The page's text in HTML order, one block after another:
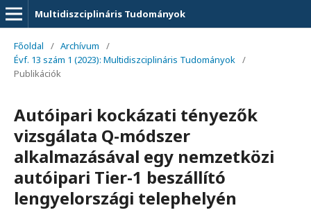
Multidiszciplináris Tudományok
Főoldal / Archívum
/
Évf. 13 szám 1 (2023): Multidiszciplináris Tudományok /
Publikációk
Autóipari kockázati tényezők
vizsgálata Q-módszer
alkalmazásával egy nemzetközi
autóipari Tier-1 beszállító
lengyelországi telephelyén